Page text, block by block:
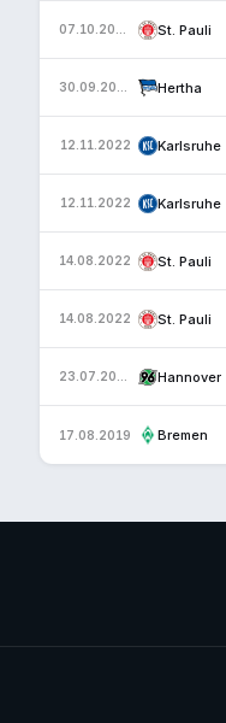
St. Pauli
Hertha
12.11.2022 Karlsruhe
12.11.2022 Karlsruhe
14.08.2022 St. Pauli
14.08.2022 St. Pauli
Hannover
17.08.2019 Bremen